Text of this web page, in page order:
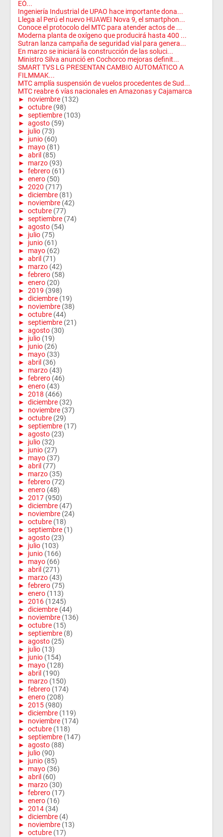
EÓ...
Ingeniería Industrial de UPAO hace importante dona...
Llega al Perú el nuevo HUAWEI Nova 9, el smartphon...
Conoce el protocolo del MTC para atender actos de ...
Moderna planta de oxígeno que producirá hasta 400 ...
Sutran lanza campaña de seguridad vial para genera...
En marzo se iniciará la construcción de las soluci...
Ministro Silva anunció en Cochorco mejoras definit...
SMART TVS LG PRESENTAN CAMBIO AUTOMÁTICO A
FILMMAK...
MTC amplía suspensión de vuelos procedentes de Sud...
MTC reabre 6 vías nacionales en Amazonas y Cajamarca
► noviembre (132)
► octubre (98)
► septiembre (103)
► agosto (59)
► julio (73)
► junio (60)
► mayo (81)
► abril (85)
► marzo (93)
► febrero (61)
► enero (50)
► 2020 (717)
► diciembre (81)
► noviembre (42)
► octubre (77)
► septiembre (74)
► agosto (54)
► julio (75)
► junio (61)
► mayo (62)
► abril (71)
► marzo (42)
► febrero (58)
► enero (20)
► 2019 (398)
► diciembre (19)
► noviembre (38)
► octubre (44)
► septiembre (21)
► agosto (30)
► julio (19)
► junio (26)
► mayo (33)
► abril (36)
► marzo (43)
► febrero (46)
► enero (43)
► 2018 (466)
► diciembre (32)
► noviembre (37)
► octubre (29)
► septiembre (17)
► agosto (23)
► julio (32)
► junio (27)
► mayo (37)
► abril (77)
► marzo (35)
► febrero (72)
► enero (48)
► 2017 (950)
► diciembre (47)
► noviembre (24)
► octubre (18)
► septiembre (1)
► agosto (23)
► julio (103)
► junio (166)
► mayo (66)
► abril (271)
► marzo (43)
► febrero (75)
► enero (113)
► 2016 (1245)
► diciembre (44)
► noviembre (136)
► octubre (15)
► septiembre (8)
► agosto (25)
► julio (13)
► junio (154)
► mayo (128)
► abril (190)
► marzo (150)
► febrero (174)
► enero (208)
► 2015 (980)
► diciembre (119)
► noviembre (174)
► octubre (118)
► septiembre (147)
► agosto (88)
► julio (90)
► junio (85)
► mayo (36)
► abril (60)
► marzo (30)
► febrero (17)
► enero (16)
► 2014 (34)
► diciembre (4)
► noviembre (13)
► octubre (17)